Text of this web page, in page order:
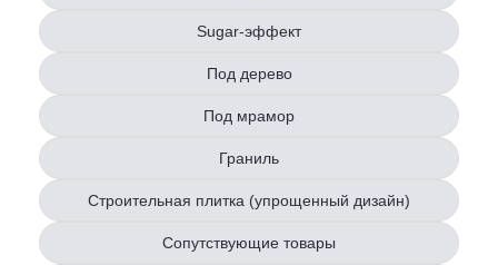
Sugar-эффект
Под дерево
Под мрамор
Граниль
Строительная плитка (упрощенный дизайн)
Сопутствующие товары